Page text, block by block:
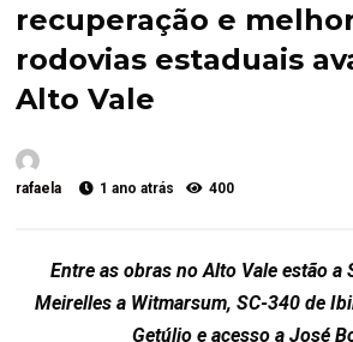
recuperação e
rodovias estaduais
Alto Vale
rafaela 1 ano atrás 400
Entre as obras no Alto Vale estão a
Meirelles a Witmarsum, SC-340 de
Getúlio e acesso a José